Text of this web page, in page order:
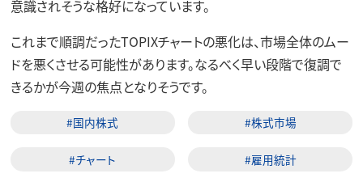
意識されそうな格好になっています。
これまで順調だったTOPIXチャートの悪化は、市場全体のムー
ドを悪くさせる可能性があります。なるべく早い段階で復調で
きるかが今週の焦点となりそうです。
#国内株式 #株式市場
#チャート #雇用統計